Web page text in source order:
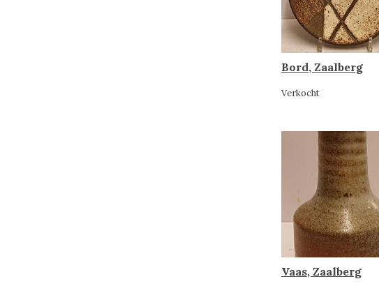
Bord, Zaalberg
Verkocht
Vaas, Zaalberg